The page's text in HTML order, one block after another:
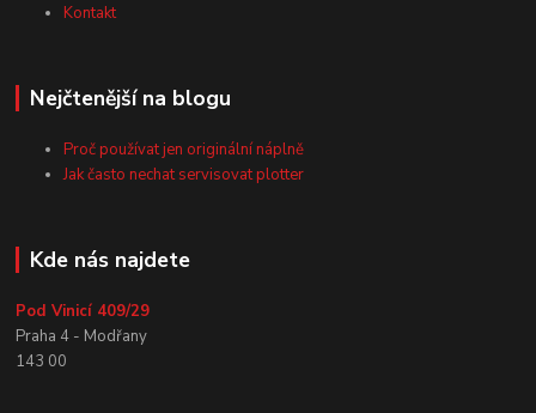
Kontakt
Nejčtenější na blogu
Proč používat jen originální náplně
Jak často nechat servisovat plotter
Kde nás najdete
Pod Vinicí 409/29
Praha 4 - Modřany
143 00